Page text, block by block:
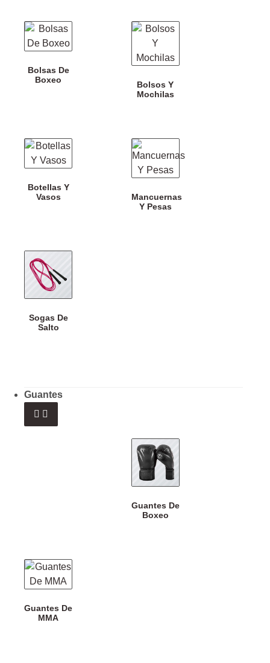
Bolsas De
Boxeo
Bolsos Y
Mochilas
Botellas Y
Vasos
Mancuernas
Y Pesas
Sogas De
Salto
Guantes
Guantes De
Boxeo
Guantes De
MMA